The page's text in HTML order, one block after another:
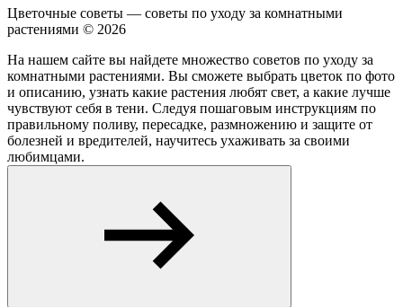
Цветочные советы — советы по уходу за комнатными
растениями © 2026
На нашем сайте вы найдете множество советов по уходу за
комнатными растениями. Вы сможете выбрать цветок по фото
и описанию, узнать какие растения любят свет, а какие лучше
чувствуют себя в тени. Следуя пошаговым инструкциям по
правильному поливу, пересадке, размножению и защите от
болезней и вредителей, научитесь ухаживать за своими
любимцами.